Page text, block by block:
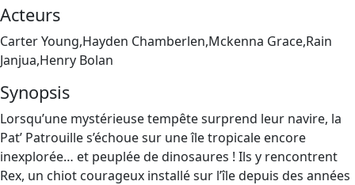
Acteurs
Carter Young,Hayden Chamberlen,Mckenna Grace,Rain
Janjua,Henry Bolan
Synopsis
Lorsqu’une mystérieuse tempête surprend leur navire, la
Pat’ Patrouille s’échoue sur une île tropicale encore
inexplorée… et peuplée de dinosaures ! Ils y rencontrent
Rex, un chiot courageux installé sur l’île depuis des années